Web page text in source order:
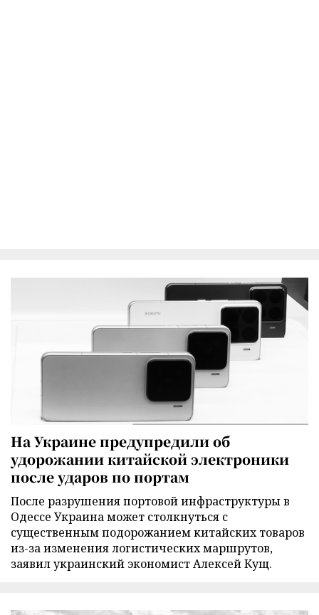
На Украине предупредили об
удорожании китайской электроники
после ударов по портам
После разрушения портовой инфраструктуры в
Одессе Украина может столкнуться с
существенным подорожанием китайских товаров
из-за изменения логистических маршрутов,
заявил украинский экономист Алексей Кущ.